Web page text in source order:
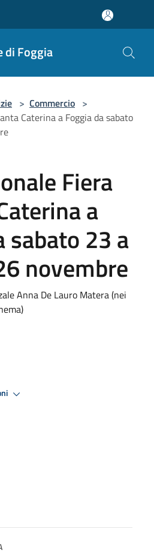
di Foggia
> Commercio >
Caterina a Foggia da sabato
Fiera
a
sabato 23 a
novembre
Anna De Lauro Matera (nei